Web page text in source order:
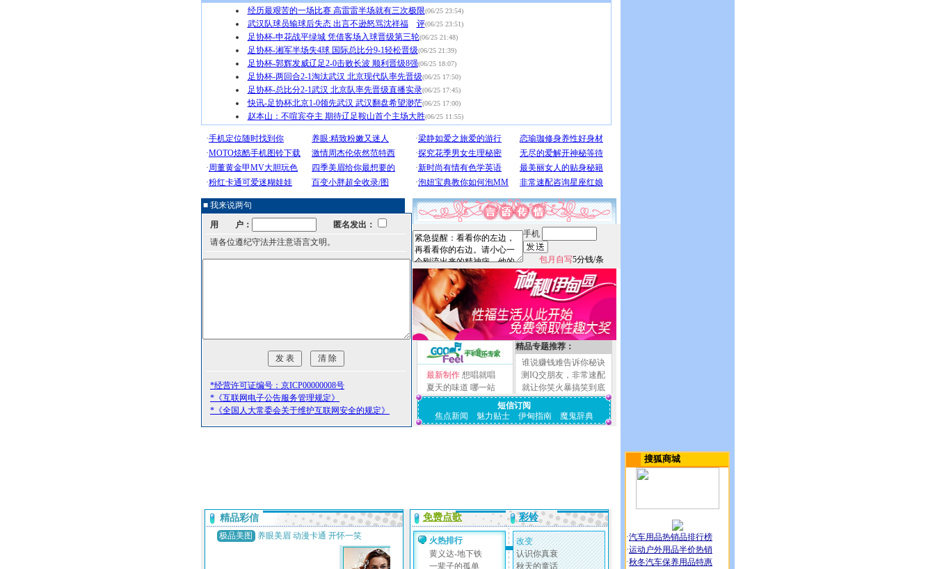
经历最艰苦的一场比赛 高雷雷半场就有三次极限(06/25 23:54)
武汉队球员输球后失态 出言不逊怒骂沈祥福 评(06/25 23:51)
足协杯-申花战平绿城 凭借客场入球晋级第三轮(06/25 21:48)
足协杯-湘军半场失4球 国际总比分9-1轻松晋级(06/25 21:39)
足协杯-郭辉发威辽足2-0击败长波 顺利晋级8强(06/25 18:07)
足协杯-两回合2-1淘汰武汉 北京现代队率先晋级(06/25 17:50)
足协杯-总比分2-1武汉 北京队率先晋级直播实录(06/25 17:45)
快讯-足协杯北京1-0领先武汉 武汉翻盘希望渺茫(06/25 17:00)
赵本山：不喧宾夺主 期待辽足鞍山首个主场大胜(06/25 11:55)
■ 我来说两句
用 户：
匿名发出：
请各位遵纪守法并注意语言文明。
*经营许可证编号：京ICP00000008号
*《互联网电子公告服务管理规定》
*《全国人大常委会关于维护互联网安全的规定》
手机
包月自写5分钱/条
最新制作 想唱就唱
夏天的味道 哪一站
精品专题推荐：
谁说赚钱难告诉你秘诀
测IQ交朋友，非常速配
就让你笑火暴搞笑到底
短信订阅
焦点新闻
魅力贴士 伊甸指南 魔鬼辞典
搜狐商城
·汽车用品热销品排行榜
·运动户外用品半价热销
·秋冬汽车保养用品特惠